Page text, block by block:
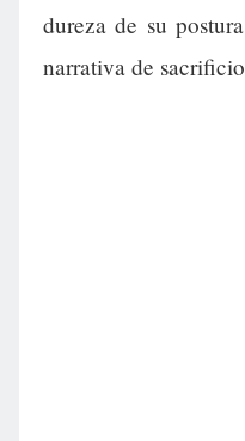
dureza de su
narrativa de